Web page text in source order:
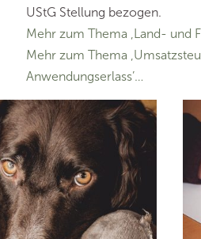
UStG Stellung bezogen.
Mehr zum Thema ‚Land- und
Mehr zum Thema
Anwendungserlass’…